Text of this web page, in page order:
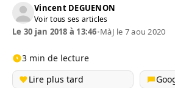
Vincent DEGUENON
Voir tous ses articles
Le 30 jan 2018 à 13:46•MàJ le 7 aou 2020
3 min de lecture
Lire plus tard